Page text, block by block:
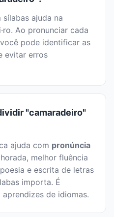
ajuda na
Ao pronunciar cada
pode identificar as
evitar erros
"camaradeiro"
ajuda com pronúncia
melhor fluência
e escrita de letras
importa. É
de idiomas.